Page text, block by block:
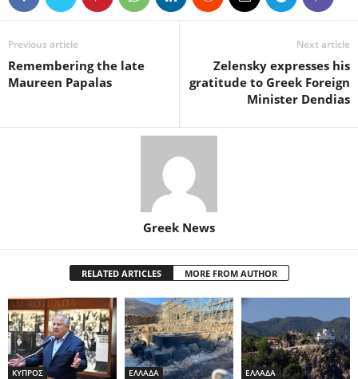
Previous article
Remembering the late
Maureen Papalas
Next article
Zelensky expresses his
gratitude to Greek Foreign
Minister Dendias
Greek News
RELATED ARTICLES MORE FROM AUTHOR
ΚΥΠΡΟΣ ΕΛΛΑΔΑ ΕΛΛΑΔΑ